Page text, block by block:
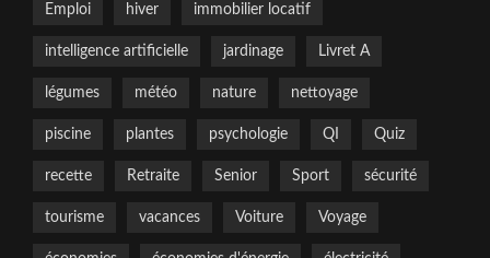
Emploi hiver immobilier locatif
intelligence artificielle jardinage Livret A
légumes météo nature nettoyage
piscine plantes psychologie QI Quiz
recette Retraite Senior Sport sécurité
tourisme vacances Voiture Voyage